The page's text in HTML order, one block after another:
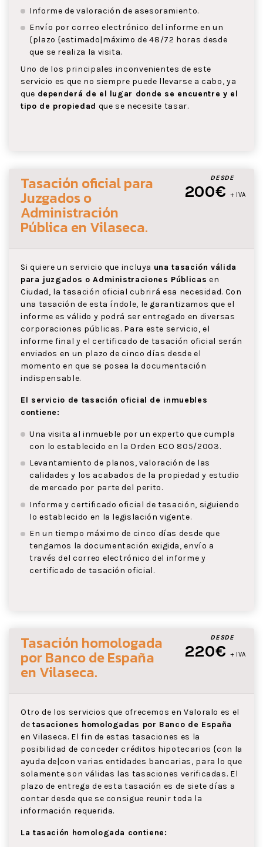
Informe de valoración de asesoramiento.
Envío por correo electrónico del informe en un
{plazo {estimado|máximo de 48/72 horas desde
que se realiza la visita.
Uno de los principales inconvenientes de este
servicio es que no siempre puede llevarse a cabo, ya
que dependerá de el lugar donde se encuentre y el
tipo de propiedad que se necesite tasar.
DESDE
200€ + IVA
Tasación oficial para
Juzgados o
Administración
Pública en Vilaseca.
Si quiere un servicio que incluya una tasación válida
para juzgados o Administraciones Públicas en
Ciudad, la tasación oficial cubrirá esa necesidad. Con
una tasación de esta índole, le garantizamos que el
informe es válido y podrá ser entregado en diversas
corporaciones públicas. Para este servicio, el
informe final y el certificado de tasación oficial serán
enviados en un plazo de cinco días desde el
momento en que se posea la documentación
indispensable.
El servicio de tasación oficial de inmuebles
contiene:
Una visita al inmueble por un experto que cumpla
con lo establecido en la Orden ECO 805/2003.
Levantamiento de planos, valoración de las
calidades y los acabados de la propiedad y estudio
de mercado por parte del perito.
Informe y certificado oficial de tasación, siguiendo
lo establecido en la legislación vigente.
En un tiempo máximo de cinco días desde que
tengamos la documentación exigida, envío a
través del correo electrónico del informe y
certificado de tasación oficial.
DESDE
220€ + IVA
Tasación homologada
por Banco de España
en Vilaseca.
Otro de los servicios que ofrecemos en Valoralo es el
de tasaciones homologadas por Banco de España
en Vilaseca. El fin de estas tasaciones es la
posibilidad de conceder créditos hipotecarios {con la
ayuda de|con varias entidades bancarias, para lo que
solamente son válidas las tasaciones verificadas. El
plazo de entrega de esta tasación es de siete días a
contar desde que se consigue reunir toda la
información requerida.
La tasación homologada contiene: